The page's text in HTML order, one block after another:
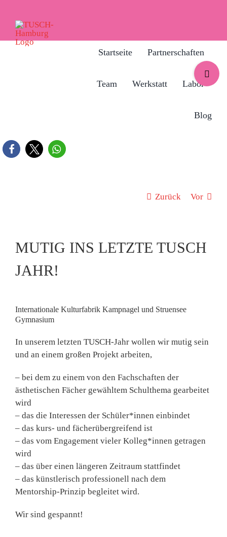
Inhalt
springen
Startseite Partnerschaften
Team Werkstatt Labor
Blog
Zurück Vor
MUTIG INS LETZTE TUSCH
JAHR!
Internationale Kulturfabrik Kampnagel und Struensee
Gymnasium
In unserem letzten TUSCH-Jahr wollen wir mutig sein
und an einem großen Projekt arbeiten,
– bei dem zu einem von den Fachschaften der
ästhetischen Fächer gewähltem Schulthema gearbeitet
wird
– das die Interessen der Schüler*innen einbindet
– das kurs- und fächerübergreifend ist
– das vom Engagement vieler Kolleg*innen getragen
wird
– das über einen längeren Zeitraum stattfindet
– das künstlerisch professionell nach dem
Mentorship-Prinzip begleitet wird.
Wir sind gespannt!
Toggle
Sliding